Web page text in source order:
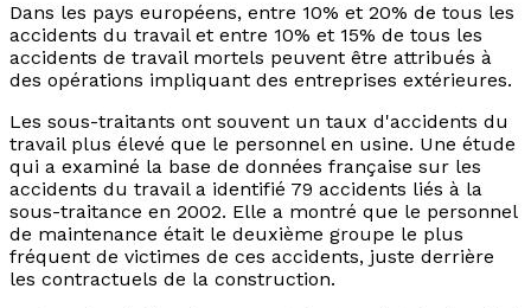
Dans les pays européens, entre 10% et 20% de tous les
accidents du travail et entre 10% et 15% de tous les
accidents de travail mortels peuvent être attribués à
des opérations impliquant des entreprises extérieures.
Les sous-traitants ont souvent un taux d'accidents du
travail plus élevé que le personnel en usine. Une étude
qui a examiné la base de données française sur les
accidents du travail a identifié 79 accidents liés à la
sous-traitance en 2002. Elle a montré que le personnel
de maintenance était le deuxième groupe le plus
fréquent de victimes de ces accidents, juste derrière
les contractuels de la construction.